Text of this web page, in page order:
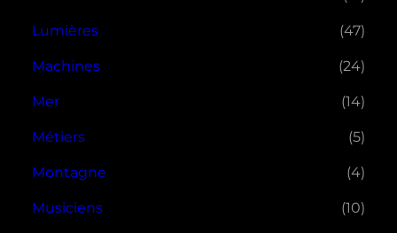
Lumières (47)
Machines (24)
Mer (14)
Métiers (5)
Montagne (4)
Musiciens (10)